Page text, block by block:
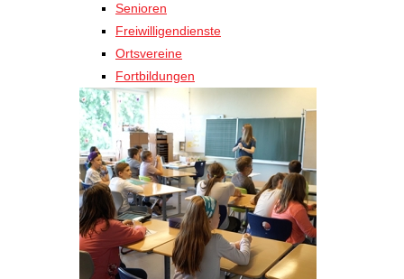
Senioren
Freiwilligendienste
Ortsvereine
Fortbildungen